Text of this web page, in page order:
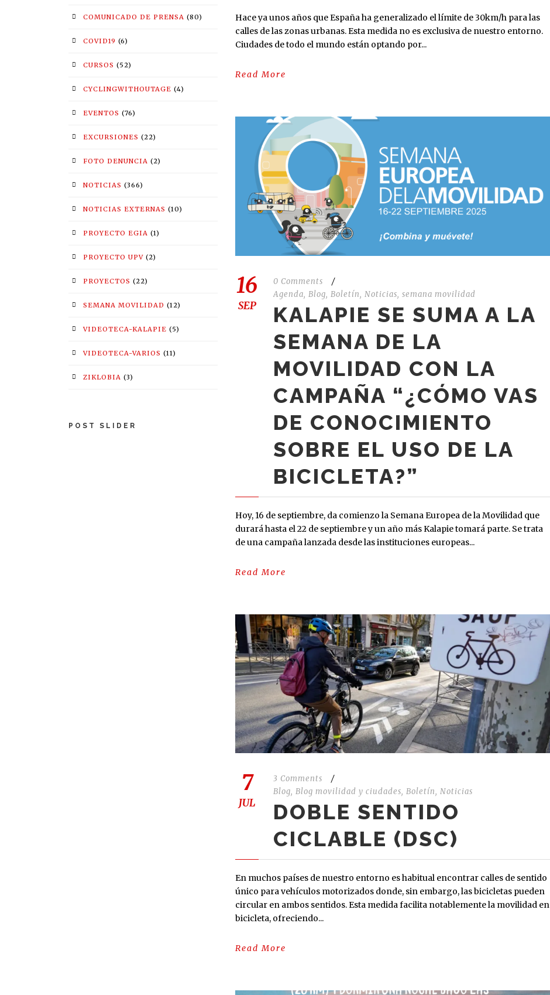
Hace ya unos años que España ha generalizado el límite de 30km/h para las
calles de las zonas urbanas. Esta medida no es exclusiva de nuestro entorno.
Ciudades de todo el mundo están optando por...
Read More
16
SEP
0 Comments
/
Agenda, Blog, Boletín, Noticias, semana movilidad
KALAPIE SE SUMA A LA
SEMANA DE LA
MOVILIDAD CON LA
CAMPAÑA “¿CÓMO VAS
DE CONOCIMIENTO
SOBRE EL USO DE LA
BICICLETA?”
Hoy, 16 de septiembre, da comienzo la Semana Europea de la Movilidad que
durará hasta el 22 de septiembre y un año más Kalapie tomará parte. Se trata
de una campaña lanzada desde las instituciones europeas...
Read More
7
JUL
3 Comments
/
Blog, Blog movilidad y ciudades, Boletín, Noticias
DOBLE SENTIDO
CICLABLE (DSC)
En muchos países de nuestro entorno es habitual encontrar calles de sentido
único para vehículos motorizados donde, sin embargo, las bicicletas pueden
circular en ambos sentidos. Esta medida facilita notablemente la movilidad en
bicicleta, ofreciendo...
Read More
COMUNICADO DE PRENSA (80)
COVID19 (6)
CURSOS (52)
CYCLINGWITHOUTAGE (4)
EVENTOS (76)
EXCURSIONES (22)
FOTO DENUNCIA (2)
NOTICIAS (366)
NOTICIAS EXTERNAS (10)
PROYECTO EGIA (1)
PROYECTO UPV (2)
PROYECTOS (22)
SEMANA MOVILIDAD (12)
VIDEOTECA-KALAPIE (5)
VIDEOTECA-VARIOS (11)
ZIKLOBIA (3)
POST SLIDER